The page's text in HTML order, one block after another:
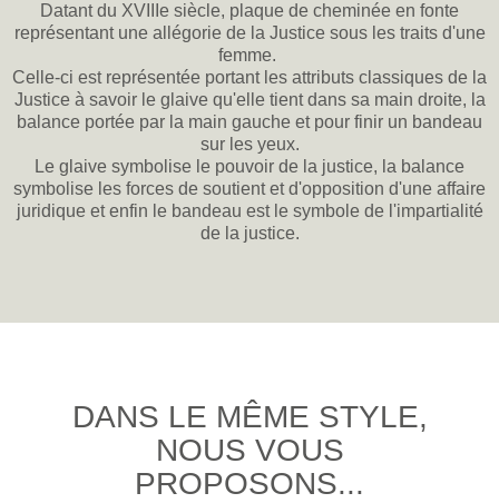
Datant du XVIIIe siècle, plaque de cheminée en fonte
représentant une allégorie de la Justice sous les traits d'une
femme.
Celle-ci est représentée portant les attributs classiques de la
Justice à savoir le glaive qu'elle tient dans sa main droite, la
balance portée par la main gauche et pour finir un bandeau
sur les yeux.
Le glaive symbolise le pouvoir de la justice, la balance
symbolise les forces de soutient et d'opposition d'une affaire
juridique et enfin le bandeau est le symbole de l'impartialité
de la justice.
DANS LE MÊME STYLE,
NOUS VOUS
PROPOSONS...